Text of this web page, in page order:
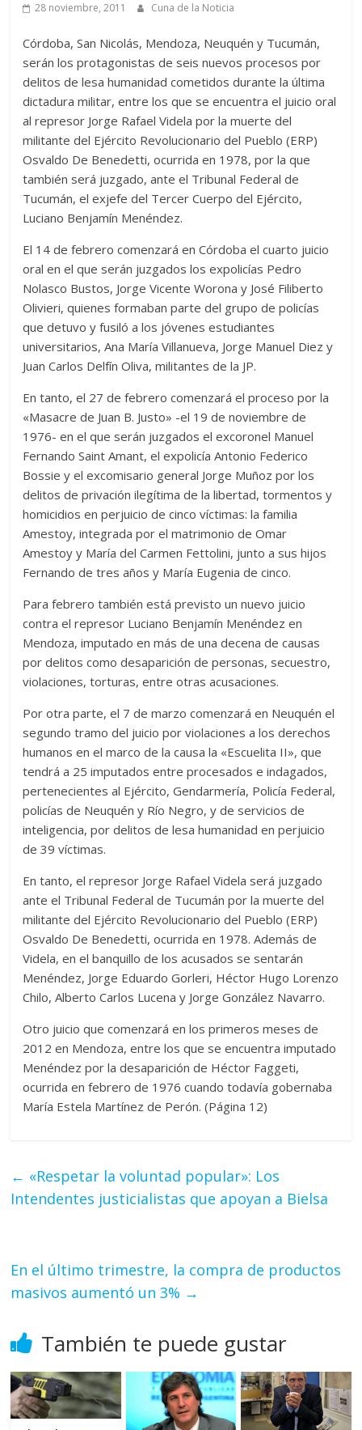
28 noviembre, 2011 Cuna de la Noticia
Córdoba, San Nicolás, Mendoza, Neuquén y Tucumán,
serán los protagonistas de seis nuevos procesos por
delitos de lesa humanidad cometidos durante la última
dictadura militar, entre los que se encuentra el juicio oral
al represor Jorge Rafael Videla por la muerte del
militante del Ejército Revolucionario del Pueblo (ERP)
Osvaldo De Benedetti, ocurrida en 1978, por la que
también será juzgado, ante el Tribunal Federal de
Tucumán, el exjefe del Tercer Cuerpo del Ejército,
Luciano Benjamín Menéndez.
El 14 de febrero comenzará en Córdoba el cuarto juicio
oral en el que serán juzgados los expolicías Pedro
Nolasco Bustos, Jorge Vicente Worona y José Filiberto
Olivieri, quienes formaban parte del grupo de policías
que detuvo y fusiló a los jóvenes estudiantes
universitarios, Ana María Villanueva, Jorge Manuel Diez y
Juan Carlos Delfín Oliva, militantes de la JP.
En tanto, el 27 de febrero comenzará el proceso por la
«Masacre de Juan B. Justo» -el 19 de noviembre de
1976- en el que serán juzgados el excoronel Manuel
Fernando Saint Amant, el expolicía Antonio Federico
Bossie y el excomisario general Jorge Muñoz por los
delitos de privación ilegítima de la libertad, tormentos y
homicidios en perjuicio de cinco víctimas: la familia
Amestoy, integrada por el matrimonio de Omar
Amestoy y María del Carmen Fettolini, junto a sus hijos
Fernando de tres años y María Eugenia de cinco.
Para febrero también está previsto un nuevo juicio
contra el represor Luciano Benjamín Menéndez en
Mendoza, imputado en más de una decena de causas
por delitos como desaparición de personas, secuestro,
violaciones, torturas, entre otras acusaciones.
Por otra parte, el 7 de marzo comenzará en Neuquén el
segundo tramo del juicio por violaciones a los derechos
humanos en el marco de la causa la «Escuelita II», que
tendrá a 25 imputados entre procesados e indagados,
pertenecientes al Ejército, Gendarmería, Policía Federal,
policías de Neuquén y Río Negro, y de servicios de
inteligencia, por delitos de lesa humanidad en perjuicio
de 39 víctimas.
En tanto, el represor Jorge Rafael Videla será juzgado
ante el Tribunal Federal de Tucumán por la muerte del
militante del Ejército Revolucionario del Pueblo (ERP)
Osvaldo De Benedetti, ocurrida en 1978. Además de
Videla, en el banquillo de los acusados se sentarán
Menéndez, Jorge Eduardo Gorleri, Héctor Hugo Lorenzo
Chilo, Alberto Carlos Lucena y Jorge González Navarro.
Otro juicio que comenzará en los primeros meses de
2012 en Mendoza, entre los que se encuentra imputado
Menéndez por la desaparición de Héctor Faggeti,
ocurrida en febrero de 1976 cuando todavía gobernaba
María Estela Martínez de Perón. (Página 12)
← «Respetar la voluntad popular»: Los
Intendentes justicialistas que apoyan a Bielsa
En el último trimestre, la compra de productos
masivos aumentó un 3% →
También te puede gustar